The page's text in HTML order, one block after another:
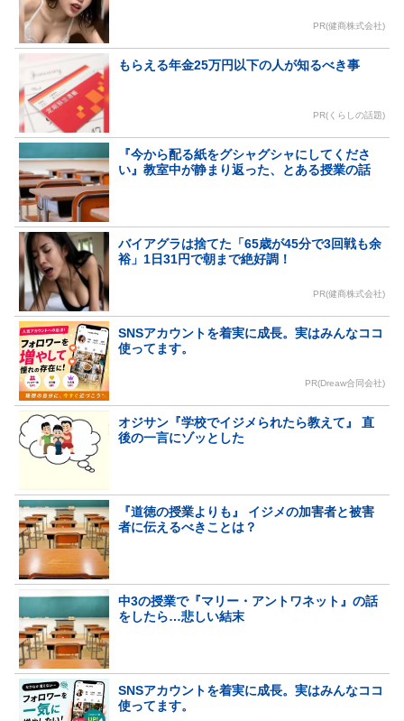
PR(健商株式会社)
もらえる年金25万円以下の人が知るべき事
PR(くらしの話題)
『今から配る紙をグシャグシャにしてくださ
い』教室中が静まり返った、とある授業の話
バイアグラは捨てた「65歳が45分で3回戦も余
裕」1日31円で朝まで絶好調！
PR(健商株式会社)
SNSアカウントを着実に成長。実はみんなココ
使ってます。
PR(Dreaw合同会社)
オジサン『学校でイジメられたら教えて』 直
後の一言にゾッとした
『道徳の授業よりも』 イジメの加害者と被害
者に伝えるべきことは？
中3の授業で『マリー・アントワネット』の話
をしたら…悲しい結末
SNSアカウントを着実に成長。実はみんなココ
使ってます。